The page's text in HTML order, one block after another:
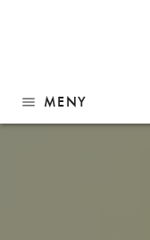
menu MENY